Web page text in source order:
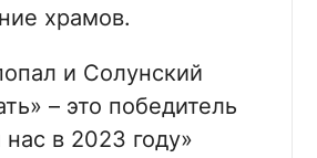
храмов.
и Солунский
– это победитель
в 2023 году»